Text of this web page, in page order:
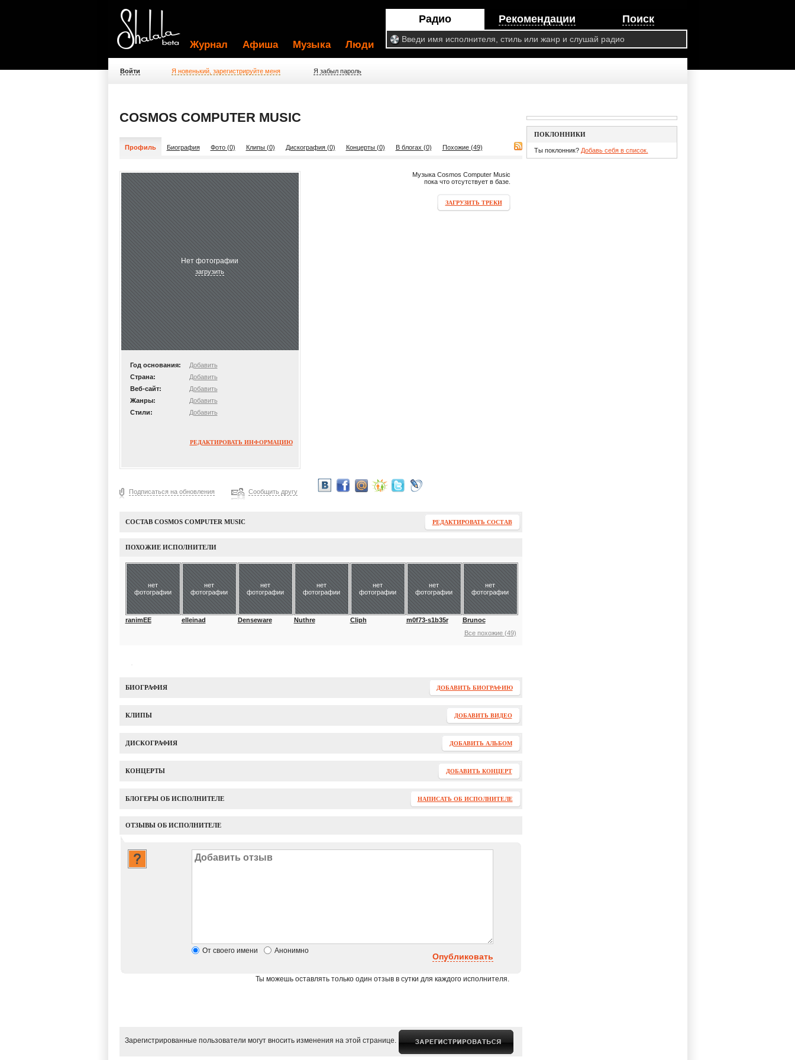
Радио Рекомендации Поиск
Журнал Афиша Музыка Люди
Войти Я новенький, зарегистрируйте меня Я забыл пароль
COSMOS COMPUTER MUSIC
Профиль Биография Фото (0) Клипы (0) Дискография (0) Концерты (0) В блогах (0) Похожие (49)
Нет фотографии
загрузить
Год основания:
Добавить
Страна:
Добавить
Веб-сайт:
Добавить
Жанры:
Добавить
Стили:
Добавить
РЕДАКТИРОВАТЬ ИНФОРМАЦИЮ
Музыка Cosmos Computer Music
пока что отсутствует в базе.
ЗАГРУЗИТЬ ТРЕКИ
Подписаться на обновления Сообщить другу
СОСТАВ COSMOS COMPUTER MUSIC РЕДАКТИРОВАТЬ СОСТАВ
ПОХОЖИЕ ИСПОЛНИТЕЛИ
нет
фотографии
ranimEE
нет
фотографии
elleinad
нет
фотографии
Denseware
нет
фотографии
Nuthre
нет
фотографии
Cliph
нет
фотографии
m0f73-s1b35r
нет
фотографии
Brunoc
Все похожие (49)
БИОГРАФИЯ ДОБАВИТЬ БИОГРАФИЮ
КЛИПЫ ДОБАВИТЬ ВИДЕО
ДИСКОГРАФИЯ ДОБАВИТЬ АЛЬБОМ
КОНЦЕРТЫ ДОБАВИТЬ КОНЦЕРТ
БЛОГЕРЫ ОБ ИСПОЛНИТЕЛЕ НАПИСАТЬ ОБ ИСПОЛНИТЕЛЕ
ОТЗЫВЫ ОБ ИСПОЛНИТЕЛЕ
От своего имени Анонимно
Опубликовать
Ты можешь оставлять только один отзыв в сутки для каждого исполнителя.
Зарегистрированные пользователи могут вносить изменения на этой странице.
ПОКЛОННИКИ
Ты поклонник? Добавь себя в список.